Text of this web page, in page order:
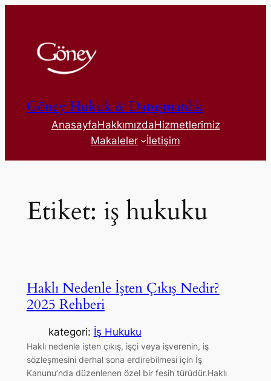
Göney Hukuk & Danışmanlık
AnasayfaHakkımızdaHizmetlerimiz
Makaleler
İletişim
Etiket: iş hukuku
Haklı Nedenle İşten Çıkış Nedir?
2025 Rehberi
kategori: İş Hukuku
Haklı nedenle işten çıkış, işçi veya işverenin, iş
sözleşmesini derhal sona erdirebilmesi için İş
Kanunu’nda düzenlenen özel bir fesih türüdür.Haklı